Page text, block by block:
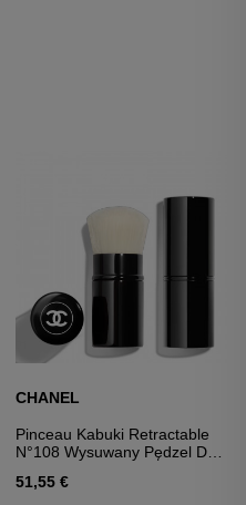
CHANEL
Pinceau Kabuki Retractable
N°108 Wysuwany Pędzel Do
51,55 €